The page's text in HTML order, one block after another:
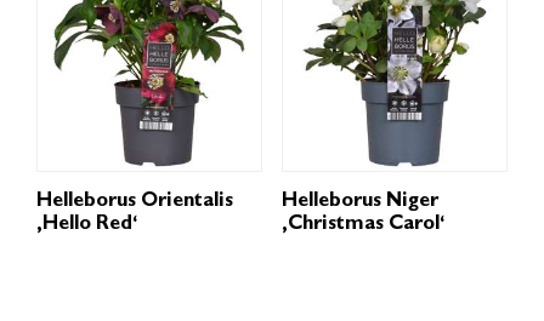
Helleborus Orientalis
‚Hello Red‘
Helleborus Niger
‚Christmas Carol‘